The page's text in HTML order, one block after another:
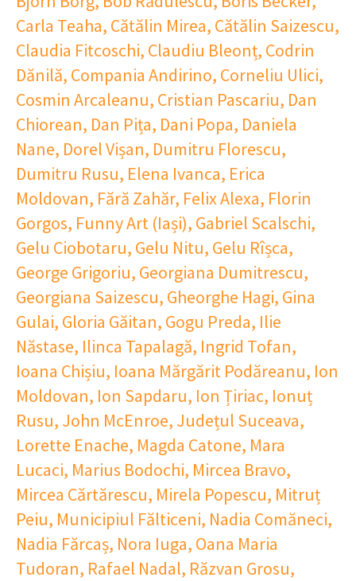
Carla Teaha, Cătălin Mirea, Cătălin Saizescu,
Claudia Fitcoschi, Claudiu Bleonț, Codrin
Dănilă, Compania Andirino, Corneliu Ulici,
Cosmin Arcaleanu, Cristian Pascariu, Dan
Chiorean, Dan Pița, Dani Popa, Daniela
Nane, Dorel Vișan, Dumitru Florescu,
Dumitru Rusu, Elena Ivanca, Erica
Moldovan, Fără Zahăr, Felix Alexa, Florin
Gorgos, Funny Art (Iași), Gabriel Scalschi,
Gelu Ciobotaru, Gelu Nitu, Gelu Rîșca,
George Grigoriu, Georgiana Dumitrescu,
Georgiana Saizescu, Gheorghe Hagi, Gina
Gulai, Gloria Găitan, Gogu Preda, Ilie
Năstase, Ilinca Tapalagă, Ingrid Tofan,
Ioana Chișiu, Ioana Mărgărit Podăreanu, Ion
Moldovan, Ion Sapdaru, Ion Țiriac, Ionuț
Rusu, John McEnroe, Județul Suceava,
Lorette Enache, Magda Catone, Mara
Lucaci, Marius Bodochi, Mircea Bravo,
Mircea Cărtărescu, Mirela Popescu, Mitruț
Peiu, Municipiul Fălticeni, Nadia Comăneci,
Nadia Fărcaș, Nora Iuga, Oana Maria
Tudoran, Rafael Nadal, Răzvan Grosu,